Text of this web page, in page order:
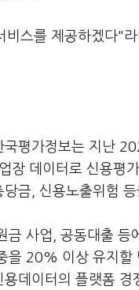
스를 제공하겠다"
평가정보는 지난
장 데이터로 신용평
금, 신용노출위험
사업, 공동대출 등
을 20% 이상 유지할
데이터의 플랫폼 경